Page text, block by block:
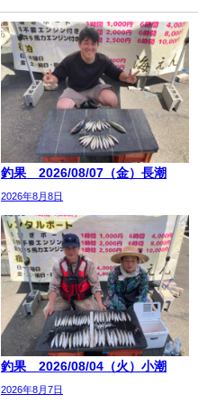
釣果 2026/08/07（金）長潮
2026年8月8日
釣果 2026/08/04（火）小潮
2026年8月7日